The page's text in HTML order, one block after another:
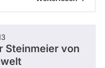
Steinmeier von